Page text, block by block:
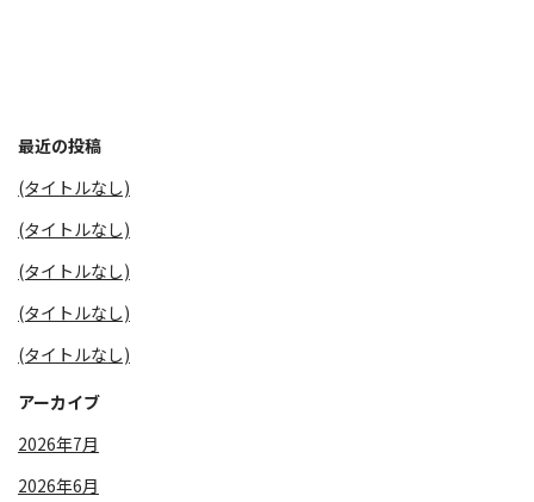
最近の投稿
(タイトルなし)
(タイトルなし)
(タイトルなし)
(タイトルなし)
(タイトルなし)
アーカイブ
2026年7月
2026年6月